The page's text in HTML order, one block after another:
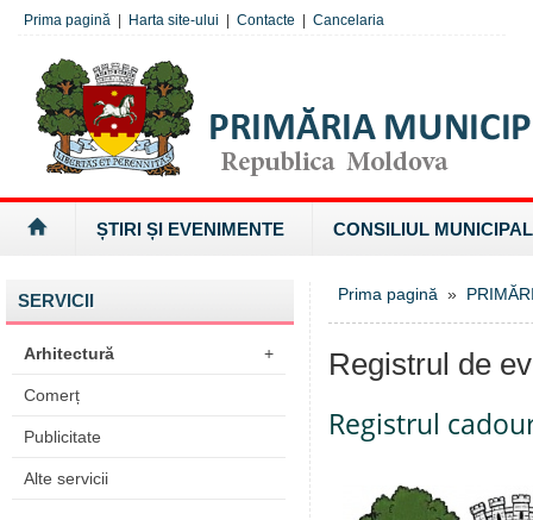
Prima pagină Harta site-ului Contacte Cancelaria
ȘTIRI ȘI EVENIMENTE CONSILIUL MUNICIPAL
SERVICII
Arhitectură +
Comerț
Publicitate
Alte servicii
Prima pagină »
Registrul de
Registrul